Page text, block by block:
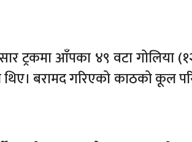
ट्रकमा आँपका ४९ वटा गोलिया
बरामद गरिएको काठको कूल